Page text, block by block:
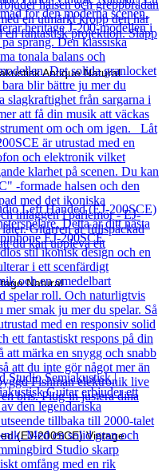
Antique Natural
Natural
(EJ-200SCE) Vintage